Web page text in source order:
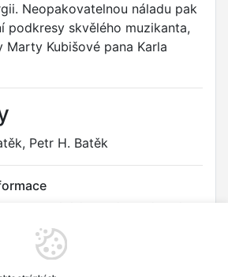
Neopakovatelnou náladu pak
podkresy skvělého muzikanta,
Kubišové pana Karla
Petr H. Batěk
poškozeného disku či obalu.
nařízení REACH týkající se